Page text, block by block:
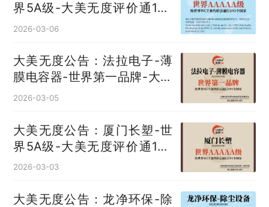
界5A级-大美无度评价通193
国
2026-03-06
大美无度公告：法拉电子-薄
膜电容器‌-世界第一品牌-大美
无度评价通193国
2026-03-05
大美无度公告：厦门长塑-世
界5A级-大美无度评价通193
国
2026-03-03
大美无度公告：龙净环保-除